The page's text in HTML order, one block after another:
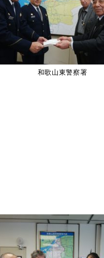
和歌山東警察署